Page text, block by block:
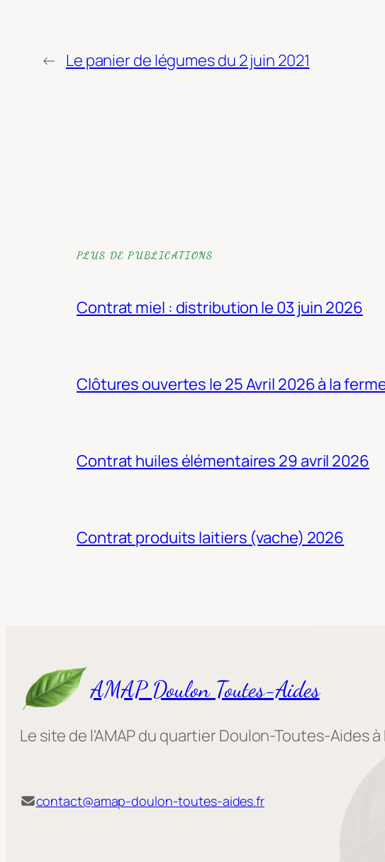
← Le panier de légumes du 2 juin 2021
PLUS DE PUBLICATIONS
Contrat miel : distribution le 03 juin 2026
Clôtures ouvertes le 25 Avril 2026 à la
Contrat huiles élémentaires 29 avril 2026
Contrat produits laitiers (vache) 2026
AMAP Doulon Toutes-Aides
Le site de l'AMAP du quartier Doulon-Toutes-Aides à
contact@amap-doulon-toutes-aides.fr